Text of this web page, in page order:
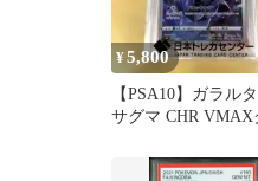
¥5,800
【PSA10】ガラル
サグマ CHR VMAX